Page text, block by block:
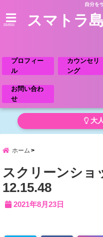
自分を
menu
スマトラ
プロフィー
ル
カウンセリ
ング
お問い合わ
せ
大
ホーム
スクリーンショ
12.15.48
2021年8月23日